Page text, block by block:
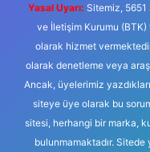
Yasal Uyarı: Sitemiz, 5651
ve İletişim Kurumu (BTK)
olarak hizmet
olarak denetleme veya
Ancak, üyelerimiz
siteye üye olarak bu
sitesi, herhangi bir marka,
bulunmamaktadır. Sitede